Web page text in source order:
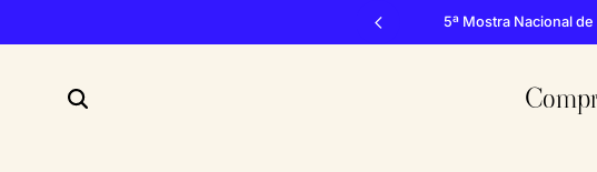
5ª Mostra Nacional